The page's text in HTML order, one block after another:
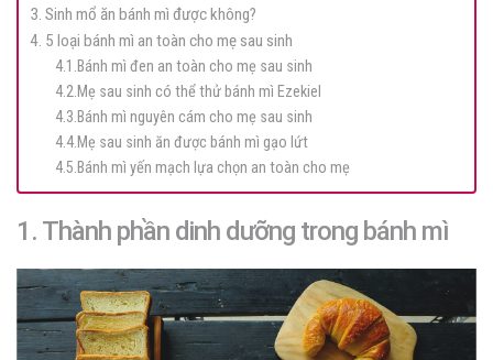
3. Sinh mổ ăn bánh mì được không?
4. 5 loại bánh mì an toàn cho mẹ sau sinh
4.1.Bánh mì đen an toàn cho mẹ sau sinh
4.2.Mẹ sau sinh có thể thử bánh mì Ezekiel
4.3.Bánh mì nguyên cám cho mẹ sau sinh
4.4.Mẹ sau sinh ăn được bánh mì gạo lứt
4.5.Bánh mì yến mạch lựa chọn an toàn cho mẹ
1. Thành phần dinh dưỡng trong bánh mì